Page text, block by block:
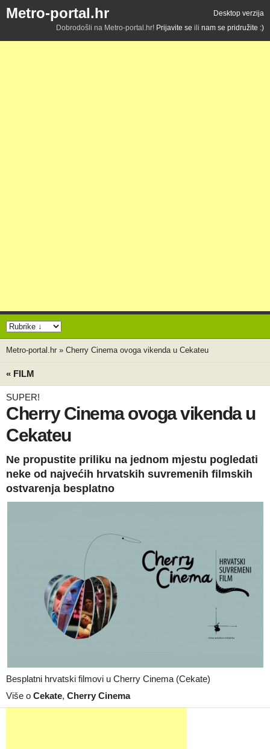
Metro-portal.hr
Desktop verzija
Dobrodošli na Metro-portal.hr! Prijavite se ili nam se pridružite :)
Metro-portal.hr » Cherry Cinema ovoga vikenda u Cekateu
« FILM
SUPER!
Cherry Cinema ovoga vikenda u
Cekateu
Ne propustite priliku na jednom mjestu pogledati
neke od najvećih hrvatskih suvremenih filmskih
ostvarenja besplatno
Besplatni hrvatski filmovi u Cherry Cinema (Cekate)
Više o Cekate, Cherry Cinema